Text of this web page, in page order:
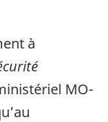
à
MO-